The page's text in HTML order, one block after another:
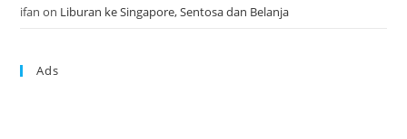
ifan on Liburan ke Singapore, Sentosa dan Belanja
Ads